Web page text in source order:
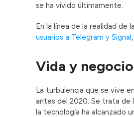
se ha vivido últimamente.
En la línea de la realidad de
usuarios a Telegram y Signal
Vida y
La turbulencia que se vive
antes del 2020. Se trata de
la tecnología ha alcanzado